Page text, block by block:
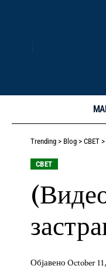
Trending > Blog > СВЕТ >
СВЕТ
Објавено October